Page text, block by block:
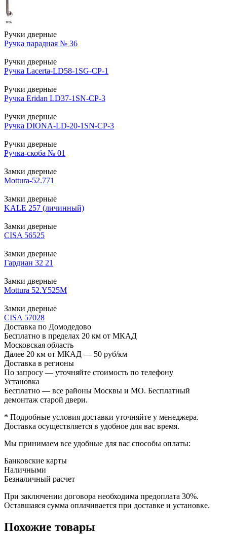
Ручки дверные
Ручка парадная № 36
Ручки дверные
Ручка Lacerta-LD58-1SG-CP-1
Ручки дверные
Ручка Eridan LD37-1SN-CP-3
Ручки дверные
Ручка DIONA-LD-20-1SN-CP-3
Ручки дверные
Ручка-скоба № 01
Замки дверные
Mottura-52.771
Замки дверные
KALE 257 (личинный)
Замки дверные
CISA 56525
Замки дверные
Гардиан 32 21
Замки дверные
Mottura 52.Y525М
Замки дверные
CISA 57028
Доставка по Домодедово
Бесплатно в пределах 20 км от МКАД
Московская область
Далее 20 км от МКАД — 50 руб/км
Доставка в регионы
По запросу — уточняйте стоимость по телефону
Установка
Бесплатно — все районы Москвы и МО. Бесплатный
демонтаж старой двери.
* Подробные условия доставки уточняйте у менеджера.
Доставка осуществляется в удобное для вас время.
Мы принимаем все удобные для вас способы оплаты:
Банковские карты
Наличными
Безналичный расчет
При заключении договора необходима предоплата 30%.
Оставшаяся сумма оплачивается при доставке и установке.
Похожие товары